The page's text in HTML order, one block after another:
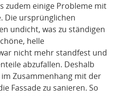
zudem einige Probleme mit
Die ursprünglichen
undicht, was zu ständigen
helle
nicht mehr standfest und
abzufallen. Deshalb
Zusammenhang mit der
Fassade zu sanieren. So